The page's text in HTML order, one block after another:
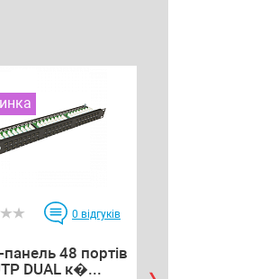
0 відгуків
48 портів
DUAL к�...